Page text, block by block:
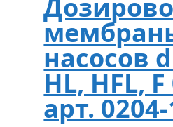
насосов
HL, HFL,
арт.